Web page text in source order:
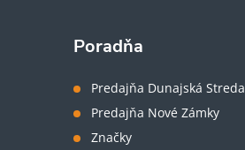
Poradňa
Predajňa Dunajská Streda
Predajňa Nové Zámky
Značky